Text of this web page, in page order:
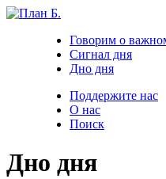
Говорим о
Сигнал дня
Дно дня
Поддержите нас
О нас
Поиск
Дно дня